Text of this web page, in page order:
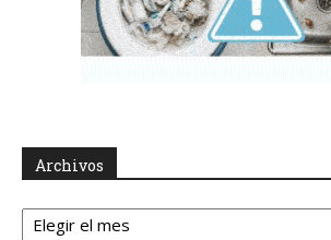
Archivos
Archivos